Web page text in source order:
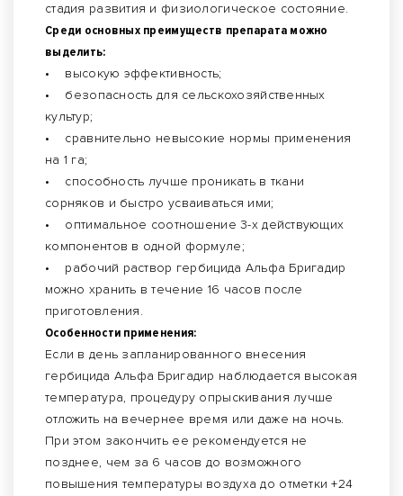
стадия развития и физиологическое состояние.
Среди основных преимуществ препарата можно
выделить:
• высокую эффективность;
• безопасность для сельскохозяйственных
культур;
• сравнительно невысокие нормы применения
на 1 га;
• способность лучше проникать в ткани
сорняков и быстро усваиваться ими;
• оптимальное соотношение 3-х действующих
компонентов в одной формуле;
• рабочий раствор гербицида Альфа Бригадир
можно хранить в течение 16 часов после
приготовления.
Особенности применения:
Если в день запланированного внесения
гербицида Альфа Бригадир наблюдается высокая
температура, процедуру опрыскивания лучше
отложить на вечернее время или даже на ночь.
При этом закончить ее рекомендуется не
позднее, чем за 6 часов до возможного
повышения температуры воздуха до отметки +24